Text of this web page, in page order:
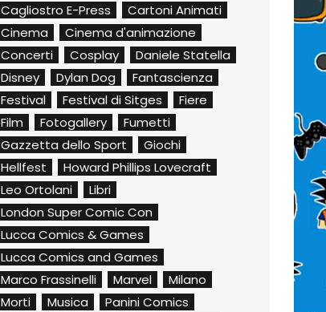
Cagliostro E-Press
Cartoni Animati
Cinema
Cinema d'animazione
Concerti
Cosplay
Daniele Statella
Disney
Dylan Dog
Fantascienza
Festival
Festival di Sitges
Fiere
Film
Fotogallery
Fumetti
Gazzetta dello Sport
Giochi
Hellfest
Howard Phillips Lovecraft
Leo Ortolani
Libri
London Super Comic Con
Lucca Comics & Games
Lucca Comics and Games
Marco Frassinelli
Marvel
Milano
Morti
Musica
Panini Comics